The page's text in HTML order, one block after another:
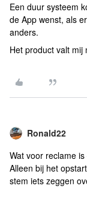
Een duur systeem
de App wenst, als
anders.
Het product valt mij
Ronald22
Wat voor reclame
Alleen bij het
stem iets zeggen